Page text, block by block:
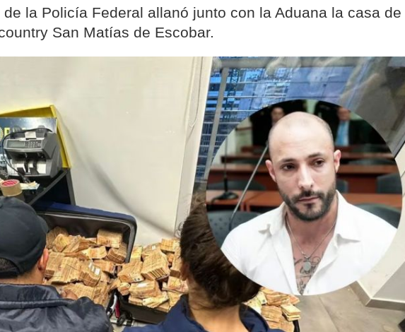
la Policía Federal allanó junto con la Aduana la casa de
San Matías de Escobar.